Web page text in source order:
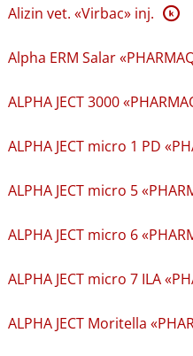
Alizin vet. «Virbac» inj. K
Alpha ERM Salar
ALPHA JECT 3000
ALPHA JECT micro 1 PD
ALPHA JECT micro 5
ALPHA JECT micro 6
ALPHA JECT micro 7 ILA
ALPHA JECT Moritella